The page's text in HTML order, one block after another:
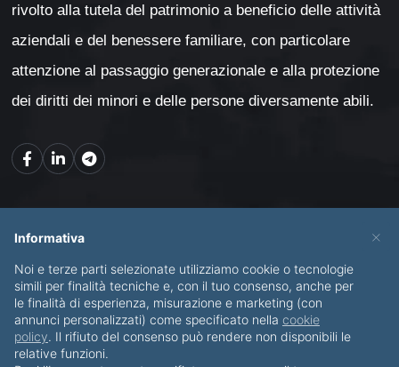
rivolto alla tutela del patrimonio a beneficio delle attività
aziendali e del benessere familiare, con particolare
attenzione al passaggio generazionale e alla protezione
dei diritti dei minori e delle persone diversamente abili.
CHI SONO SERVIZI
BLOG CONTATTI
×
Informativa
Noi e terze parti selezionate utilizziamo cookie o tecnologie
simili per finalità tecniche e, con il tuo consenso, anche per
le finalità di esperienza, misurazione e marketing (con
annunci personalizzati) come specificato nella cookie
policy. Il rifiuto del consenso può rendere non disponibili le
relative funzioni.